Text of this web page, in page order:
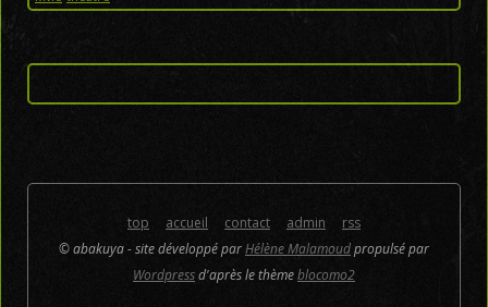
top accueil contact admin
rss
© abakuya - site développé parHélène Malamoudpropulsé par
Wordpressd'après le thèmeblocomo2